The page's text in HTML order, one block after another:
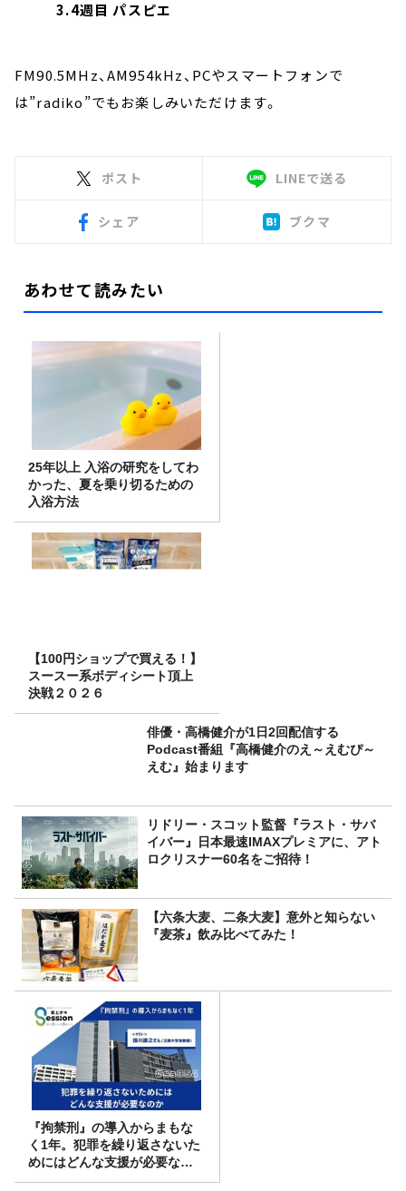
3.4週目 パスピエ
FM90.5MHz、AM954kHz、PCやスマートフォンで
は”radiko”でもお楽しみいただけます。
ポスト LINEで送る
シェア ブクマ
あわせて読みたい
25年以上 入浴の研究をしてわ
かった、夏を乗り切るための
入浴方法
【100円ショップで買える！】
スースー系ボディシート頂上
決戦２０２６
俳優・高橋健介が1日2回配信する
Podcast番組『高橋健介のえ～えむぴ～
えむ』始まります
リドリー・スコット監督『ラスト・サバ
イバー』日本最速IMAXプレミアに、アト
ロクリスナー60名をご招待！
【六条大麦、二条大麦】意外と知らない
『麦茶』飲み比べてみた！
『拘禁刑』の導入からまもな
く1年。犯罪を繰り返さないた
めにはどんな支援が必要なの
か